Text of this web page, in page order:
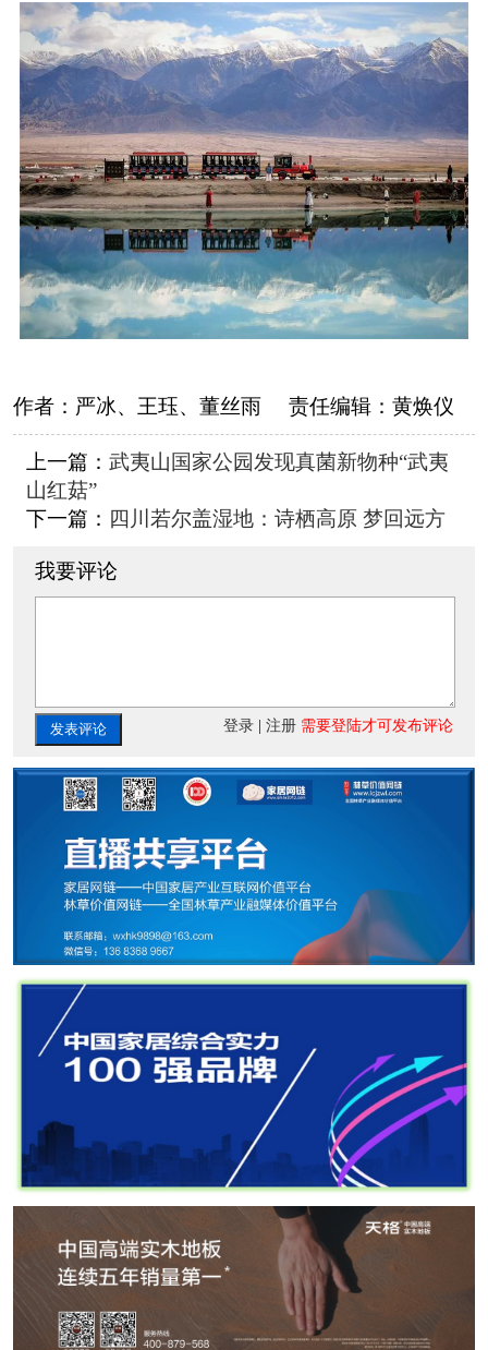
作者： 严冰、王珏、董丝雨 责任编辑： 黄焕仪
上一篇： 武夷山国家公园发现真菌新物种“武夷
山红菇”
下一篇： 四川若尔盖湿地：诗栖高原 梦回远方
我要评论
发表评论 登录 |注册 需要登陆才可发布评论